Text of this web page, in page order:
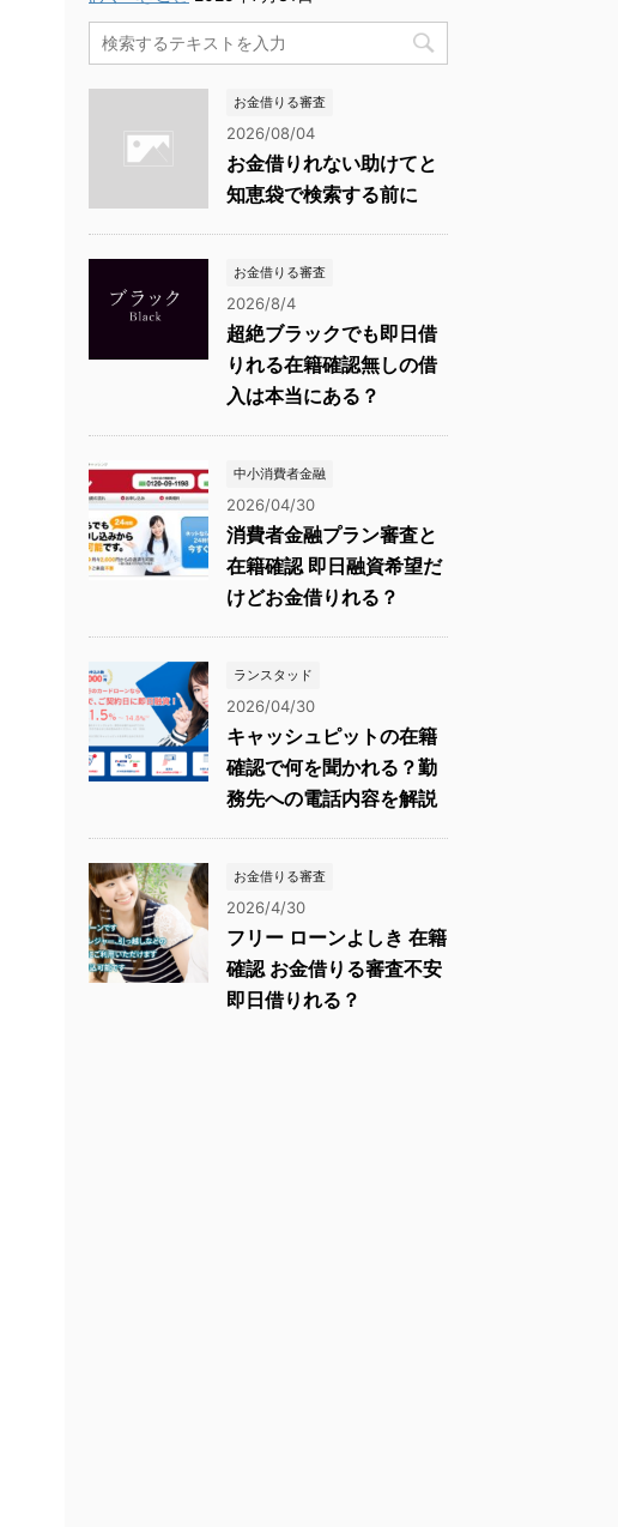
お金借りる審査
2026/08/04
お金借りれない助けてと
知恵袋で検索する前に
お金借りる審査
2026/8/4
超絶ブラックでも即日借
りれる在籍確認無しの借
入は本当にある？
中小消費者金融
2026/04/30
消費者金融プラン審査と
在籍確認 即日融資希望だ
けどお金借りれる？
ランスタッド
2026/04/30
キャッシュピットの在籍
確認で何を聞かれる？勤
務先への電話内容を解説
お金借りる審査
2026/4/30
フリー ローンよしき 在籍
確認 お金借りる審査不安
即日借りれる？